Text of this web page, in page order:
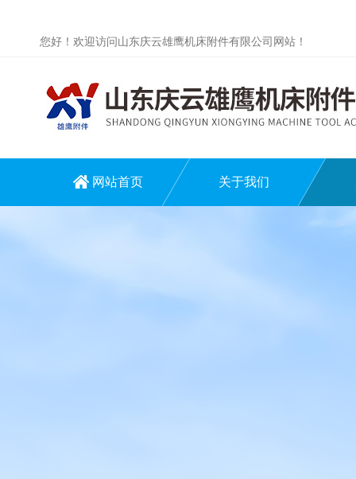
您好！欢迎访问山东庆云雄鹰机床附件有限公司网站！
网站首页 关于我们